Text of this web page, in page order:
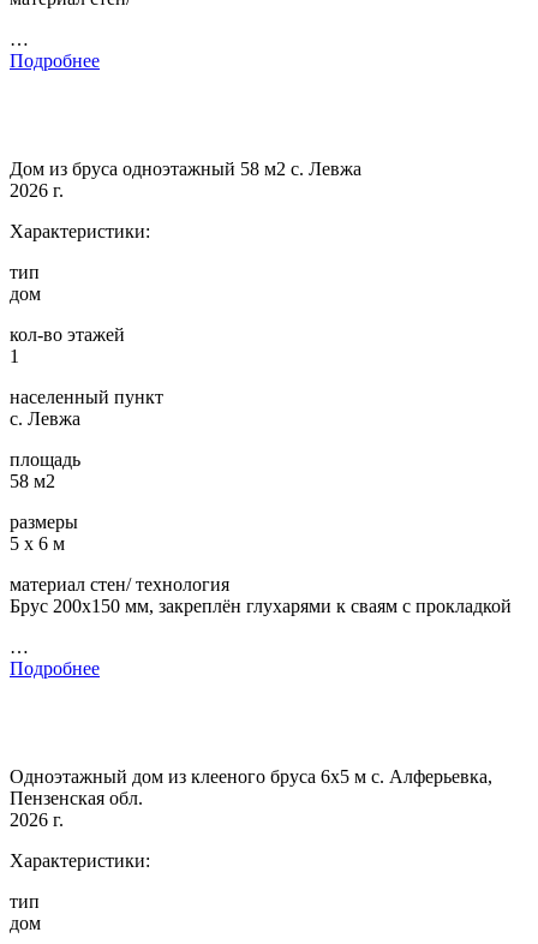
…
Подробнее
Дом из бруса одноэтажный 58 м2 с. Левжа
2026 г.
Характеристики:
тип
дом
кол-во этажей
1
населенный пункт
с. Левжа
площадь
58 м2
размеры
5 х 6 м
материал стен/ технология
Брус 200х150 мм, закреплён глухарями к сваям с прокладкой
…
Подробнее
Одноэтажный дом из клееного бруса 6х5 м с. Алферьевка,
Пензенская обл.
2026 г.
Характеристики:
тип
дом